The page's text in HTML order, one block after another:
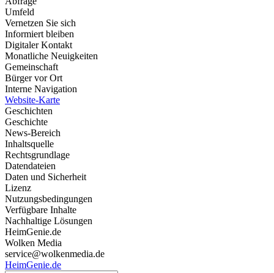
Umfeld
Vernetzen Sie sich
Informiert bleiben
Digitaler Kontakt
Monatliche Neuigkeiten
Gemeinschaft
Bürger vor Ort
Interne Navigation
Website-Karte
Geschichten
Geschichte
News-Bereich
Inhaltsquelle
Rechtsgrundlage
Datendateien
Daten und Sicherheit
Lizenz
Nutzungsbedingungen
Verfügbare Inhalte
Nachhaltige Lösungen
HeimGenie.de
Wolken Media
service@wolkenmedia.de
HeimGenie.de